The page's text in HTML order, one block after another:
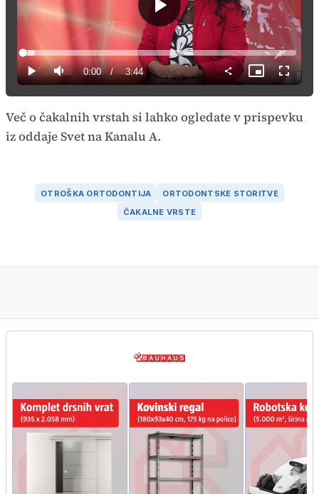
Predvajaj
Predvajaj
Tiho Current
Time
0:00 / Duration
3:44
Loaded:
4.43%
Slika
v
sliki
način
Več o čakalnih vrstah si lahko ogledate v prispevku
iz oddaje Svet na Kanalu A.
OTROŠKA ORTODONTIJA
ORTODONTSKE STORITVE
ČAKALNE VRSTE